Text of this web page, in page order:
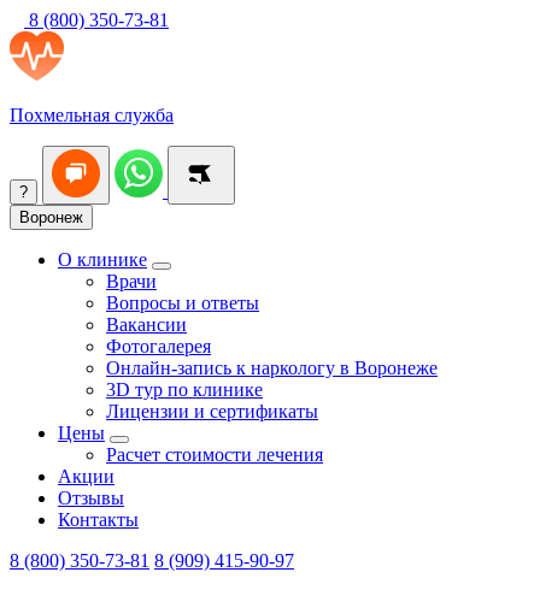
8 (800) 350-73-81
Похмельная служба
?
Воронеж
О клинике
Врачи
Вопросы и ответы
Вакансии
Фотогалерея
Онлайн-запись к наркологу в Воронеже
3D тур по клинике
Лицензии и сертификаты
Цены
Расчет стоимости лечения
Акции
Отзывы
Контакты
8 (800) 350-73-81 8 (909) 415-90-97